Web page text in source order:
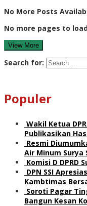
No More Posts
No more pages to
View More
Search for:
Populer
Wakil Ketua
Publikasikan
Resmi
Air Minum Surya
Komisi D DPRD
DPN SSI
Kambtimas
Soroti Pagar
Bangun Kesan